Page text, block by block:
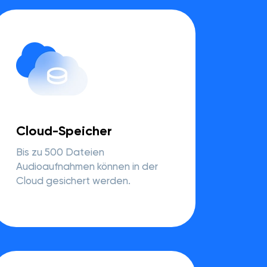
Cloud-Speicher
Bis zu 500 Dateien
Audioaufnahmen können in der
Cloud gesichert werden.